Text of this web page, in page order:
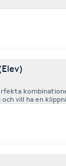
vill ha en